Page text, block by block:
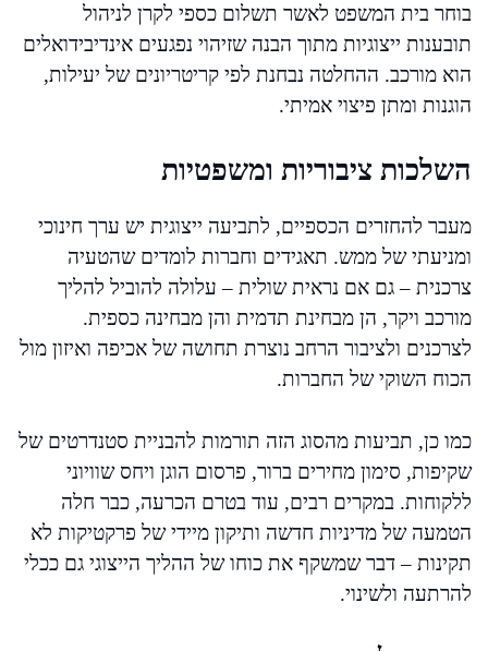
בוחר בית המשפט לאשר תשלום כספי לקרן לניהול
תובענות ייצוגיות מתוך הבנה שזיהוי נפגעים אינדיבידואלים
הוא מורכב. ההחלטה נבחנת לפי קריטריונים של יעילות,
הוגנות ומתן פיצוי אמיתי.
השלכות ציבוריות ומשפטיות
מעבר להחזרים הכספיים, לתביעה ייצוגית יש ערך חינוכי
ומניעתי של ממש. תאגידים וחברות לומדים שהטעיה
צרכנית – גם אם נראית שולית – עלולה להוביל להליך
מורכב ויקר, הן מבחינת תדמית והן מבחינה כספית.
לצרכנים ולציבור הרחב נוצרת תחושה של אכיפה ואיזון מול
הכוח השוקי של החברות.
כמו כן, תביעות מהסוג הזה תורמות להבניית סטנדרטים של
שקיפות, סימון מחירים ברור, פרסום הוגן ויחס שוויוני
ללקוחות. במקרים רבים, עוד בטרם הכרעה, כבר חלה
הטמעה של מדיניות חדשה ותיקון מיידי של פרקטיקות לא
תקינות – דבר שמשקף את כוחו של ההליך הייצוגי גם ככלי
להרתעה ולשינוי.